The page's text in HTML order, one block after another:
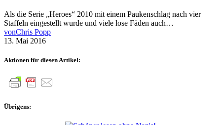
Als die Serie „Heroes“ 2010 mit einem Paukenschlag nach vier
Staffeln eingestellt wurde und viele lose Fäden auch…
vonChris Popp
13. Mai 2016
Aktionen für diesen Artikel:
Übrigens: